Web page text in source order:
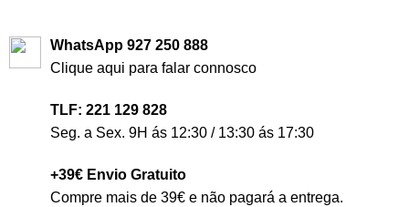
WhatsApp 927 250 888
Clique aqui para falar connosco
TLF: 221 129 828
Seg. a Sex. 9H ás 12:30 / 13:30 ás 17:30
+39€ Envio Gratuito
Compre mais de 39€ e não pagará a entrega.